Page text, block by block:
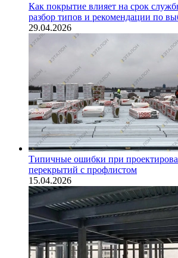
Как покрытие влияет на срок
разбор типов и рекомендации по
29.04.2026
Типичные ошибки при
перекрытий с профлистом
15.04.2026